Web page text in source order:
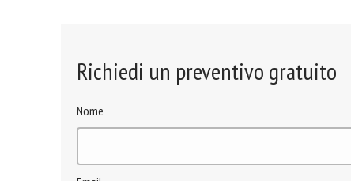
Richiedi un preventivo gratuito
Nome